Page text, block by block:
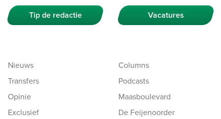
Tip de redactie Vacatures
Nieuws
Transfers
Opinie
Exclusief
Columns
Podcasts
Maasboulevard
De Feijenoorder